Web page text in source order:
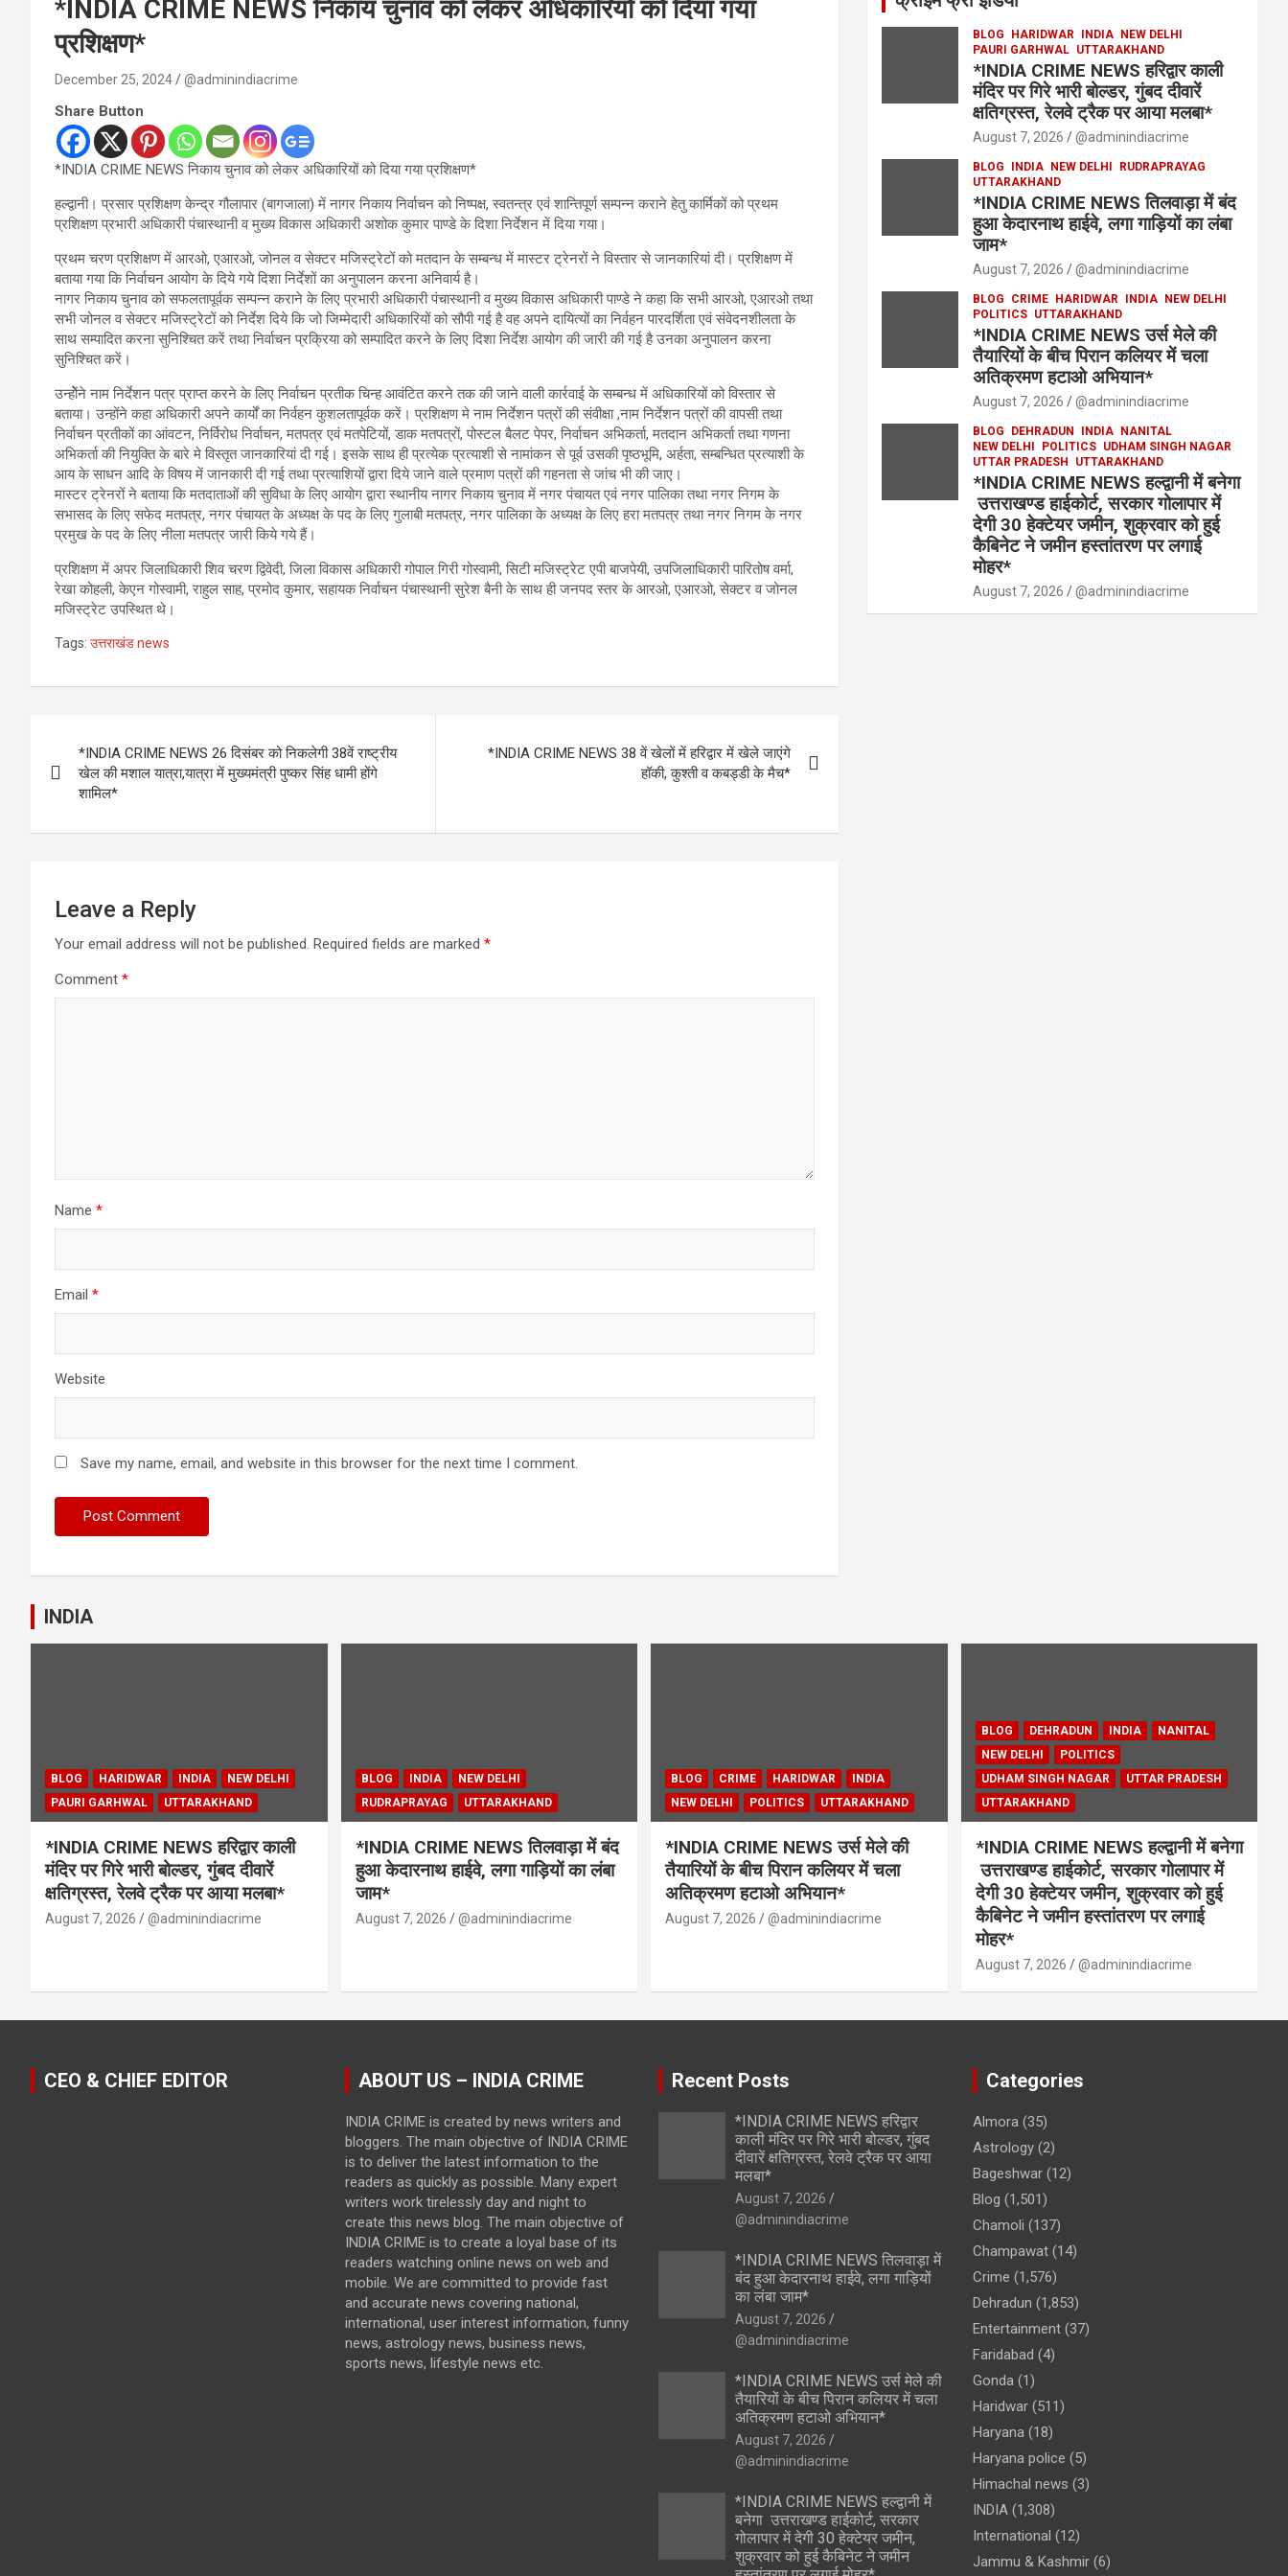
*INDIA CRIME NEWS निकाय चुनाव को लेकर अधिकारियों को दिया गया
प्रशिक्षण*
December 25, 2024 @adminindiacrime
Share Button
*INDIA CRIME NEWS निकाय चुनाव को लेकर अधिकारियों को दिया गया प्रशिक्षण*
हल्द्वानी। प्रसार प्रशिक्षण केन्द्र गौलापार (बागजाला) में नागर निकाय निर्वाचन को निष्पक्ष, स्वतन्त्र एवं शान्तिपूर्ण सम्पन्न कराने हेतु कार्मिकों को प्रथम
प्रशिक्षण प्रभारी अधिकारी पंचास्थानी व मुख्य विकास अधिकारी अशोक कुमार पाण्डे के दिशा निर्देशन में दिया गया।
प्रथम चरण प्रशिक्षण में आरओ, एआरओ, जोनल व सेक्टर मजिस्ट्रेटों को मतदान के सम्बन्ध में मास्टर ट्रेनरों ने विस्तार से जानकारियां दी। प्रशिक्षण में
बताया गया कि निर्वाचन आयोग के दिये गये दिशा निर्देशों का अनुपालन करना अनिवार्य है।
नागर निकाय चुनाव को सफलतापूर्वक सम्पन्न कराने के लिए प्रभारी अधिकारी पंचास्थानी व मुख्य विकास अधिकारी पाण्डे ने कहा कि सभी आरओ, एआरओ तथा
सभी जोनल व सेक्टर मजिस्ट्रेटों को निर्देश दिये कि जो जिम्मेदारी अधिकारियों को सौपी गई है वह अपने दायित्यों का निर्वहन पारदर्शिता एवं संवेदनशीलता के
साथ सम्पादित करना सुनिश्चित करें तथा निर्वाचन प्रक्रिया को सम्पादित करने के लिए दिशा निर्देश आयोग की जारी की गई है उनका अनुपालन करना
सुनिश्चित करें।
उन्होेेंने नाम निर्देशन पत्र प्राप्त करने के लिए निर्वाचन प्रतीक चिन्ह आवंटित करने तक की जाने वाली कार्रवाई के सम्बन्ध में अधिकारियों को विस्तार से
बताया। उन्होंने कहा अधिकारी अपने कार्यों का निर्वहन कुशलतापूर्वक करें। प्रशिक्षण मे नाम निर्देशन पत्रों की संवीक्षा ,नाम निर्देशन पत्रों की वापसी तथा
निर्वाचन प्रतीकों का आंवटन, निर्विरोध निर्वाचन, मतपत्र एवं मतपेटियों, डाक मतपत्रों, पोस्टल बैलट पेपर, निर्वाचन अभिकर्ता, मतदान अभिकर्ता तथा गणना
अभिकर्ता की नियुक्ति के बारे मे विस्तृत जानकारियां दी गई। इसके साथ ही प्रत्येक प्रत्याशी से नामांकन से पूर्व उसकी पृष्ठभूमि, अर्हता, सम्बन्धित प्रत्याशी के
आय के साधन आदि के विषय में जानकारी दी गई तथा प्रत्याशियों द्वारा दिये जाने वाले प्रमाण पत्रों की गहनता से जांच भी की जाए।
मास्टर ट्रेनरों ने बताया कि मतदाताओं की सुविधा के लिए आयोग द्वारा स्थानीय नागर निकाय चुनाव में नगर पंचायत एवं नगर पालिका तथा नगर निगम के
सभासद के लिए सफेद मतपत्र, नगर पंचायत के अध्यक्ष के पद के लिए गुलाबी मतपत्र, नगर पालिका के अध्यक्ष के लिए हरा मतपत्र तथा नगर निगम के नगर
प्रमुख के पद के लिए नीला मतपत्र जारी किये गये हैं।
प्रशिक्षण में अपर जिलाधिकारी शिव चरण द्विवेदी, जिला विकास अधिकारी गोपाल गिरी गोस्वामी, सिटी मजिस्ट्रेट एपी बाजपेयी, उपजिलाधिकारी पारितोष वर्मा,
रेखा कोहली, केएन गोस्वामी, राहुल साह, प्रमोद कुमार, सहायक निर्वाचन पंचास्थानी सुरेश बैनी के साथ ही जनपद स्तर के आरओ, एआरओ, सेक्टर व जोनल
मजिस्ट्रेट उपस्थित थे।
Tags: उत्तराखंड news
navigation
*INDIA CRIME NEWS 26 दिसंबर को निकलेगी 38वें राष्ट्रीय
खेल की मशाल यात्रा,यात्रा में मुख्यमंत्री पुष्कर सिंह धामी होंगे
शामिल*
*INDIA CRIME NEWS 38 वें खेलों में हरिद्वार में खेले जाएंगे
हॉकी, कुश्ती व कबड्डी के मैच*
Leave a Reply
Your email address will not be published. Required fields are marked *
Comment *
Name *
Email *
Website
Save my name, email, and website in this browser for the next time I comment.
BLOG HARIDWAR INDIA
NEW DELHI
PAURI GARHWAL UTTARAKHAND
*INDIA CRIME NEWS हरिद्वार काली
मंदिर पर गिरे भारी बोल्डर, गुंबद दीवारें
क्षतिग्रस्त, रेलवे ट्रैक पर आया मलबा*
August 7, 2026 @adminindiacrime
BLOG INDIA NEW DELHI
RUDRAPRAYAG
UTTARAKHAND
*INDIA CRIME NEWS तिलवाड़ा में बंद
हुआ केदारनाथ हाईवे, लगा गाड़ियों का लंबा
जाम*
August 7, 2026 @adminindiacrime
BLOG CRIME HARIDWAR INDIA
NEW DELHI
POLITICS UTTARAKHAND
*INDIA CRIME NEWS उर्स मेले की
तैयारियों के बीच पिरान कलियर में चला
अतिक्रमण हटाओ अभियान*
August 7, 2026 @adminindiacrime
BLOG DEHRADUN INDIA
NANITAL
NEW DELHI
POLITICS UDHAM SINGH NAGAR
UTTAR PRADESH
UTTARAKHAND
*INDIA CRIME NEWS हल्द्वानी में बनेगा
उत्तराखण्ड हाईकोर्ट, सरकार गोलापार में
देगी 30 हेक्टेयर जमीन, शुक्रवार को हुई
कैबिनेट ने जमीन हस्तांतरण पर लगाई
मोहर*
August 7, 2026 @adminindiacrime
INDIA
BLOG HARIDWAR INDIA
NEW DELHI
PAURI GARHWAL
UTTARAKHAND
*INDIA CRIME NEWS हरिद्वार काली
मंदिर पर गिरे भारी बोल्डर, गुंबद दीवारें
क्षतिग्रस्त, रेलवे ट्रैक पर आया मलबा*
August 7, 2026 @adminindiacrime
BLOG INDIA
NEW DELHI
RUDRAPRAYAG
UTTARAKHAND
*INDIA CRIME NEWS तिलवाड़ा में बंद
हुआ केदारनाथ हाईवे, लगा गाड़ियों का लंबा
जाम*
August 7, 2026 @adminindiacrime
BLOG CRIME HARIDWAR
INDIA
NEW DELHI
POLITICS UTTARAKHAND
*INDIA CRIME NEWS उर्स मेले की
तैयारियों के बीच पिरान कलियर में चला
अतिक्रमण हटाओ अभियान*
August 7, 2026 @adminindiacrime
BLOG DEHRADUN INDIA
NANITAL
NEW DELHI
POLITICS
UDHAM SINGH NAGAR
UTTAR PRADESH
UTTARAKHAND
*INDIA CRIME NEWS हल्द्वानी में बनेगा
उत्तराखण्ड हाईकोर्ट, सरकार गोलापार में
देगी 30 हेक्टेयर जमीन, शुक्रवार को हुई
कैबिनेट ने जमीन हस्तांतरण पर लगाई
मोहर*
August 7, 2026 @adminindiacrime
CEO & CHIEF EDITOR ABOUT US – INDIA CRIME
INDIA CRIME is created by news writers and
bloggers. The main objective of INDIA CRIME
is to deliver the latest information to the
readers as quickly as possible. Many expert
writers work tirelessly day and night to
create this news blog. The main objective of
INDIA CRIME is to create a loyal base of its
readers watching online news on web and
mobile. We are committed to provide fast
and accurate news covering national,
international, user interest information, funny
news, astrology news, business news,
sports news, lifestyle news etc.
Recent Posts
*INDIA CRIME NEWS हरिद्वार
काली मंदिर पर गिरे भारी बोल्डर, गुंबद
दीवारें क्षतिग्रस्त, रेलवे ट्रैक पर आया
मलबा*
August 7, 2026
@adminindiacrime
*INDIA CRIME NEWS तिलवाड़ा में
बंद हुआ केदारनाथ हाईवे, लगा गाड़ियों
का लंबा जाम*
August 7, 2026
@adminindiacrime
*INDIA CRIME NEWS उर्स मेले की
तैयारियों के बीच पिरान कलियर में चला
अतिक्रमण हटाओ अभियान*
August 7, 2026
@adminindiacrime
*INDIA CRIME NEWS हल्द्वानी में
बनेगा उत्तराखण्ड हाईकोर्ट, सरकार
गोलापार में देगी 30 हेक्टेयर जमीन,
शुक्रवार को हुई कैबिनेट ने जमीन
Categories
Almora(35)
Astrology(2)
Bageshwar(12)
Blog (1,501)
Chamoli (137)
Champawat(14)
Crime (1,576)
Dehradun (1,853)
Entertainment(37)
Faridabad (4)
Gonda(1)
Haridwar(511)
Haryana(18)
Haryana police (5)
Himachal news (3)
INDIA(1,308)
International (12)
Jammu & Kashmir(6)